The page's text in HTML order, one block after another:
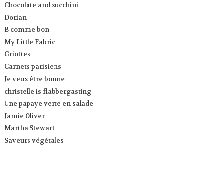
Chocolate and zucchini
Dorian
B comme bon
My Little Fabric
Griottes
Carnets parisiens
Je veux être bonne
christelle is flabbergasting
Une papaye verte en salade
Jamie Oliver
Martha Stewart
Saveurs végétales